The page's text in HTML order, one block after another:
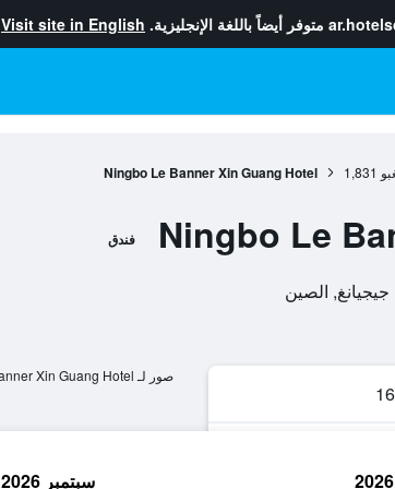
متوفر أيضاً باللغة الإنجليزية. Visit site in English
1,831
Ningbo Le Banner Xin Guang Hotel
Ningbo Le فندق
صور لـ Ningbo Le Banner Xin Guang Hotel
سبتمبر 2026